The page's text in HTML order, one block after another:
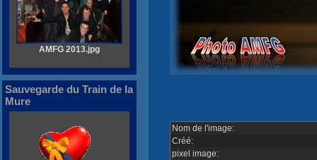
Nom de l'image:
Créé:
pixel image:
AMFG 2013.jpg
Sauvegarde du Train de la
Mure